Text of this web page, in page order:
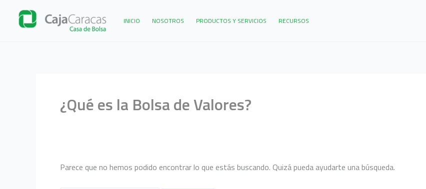
contenido
INICIO NOSOTROS PRODUCTOS Y SERVICIOS RECURSOS
¿Qué es la Bolsa de Valores?
Parece que no hemos podido encontrar lo que estás buscando. Quizá pueda ayudarte una búsqueda.